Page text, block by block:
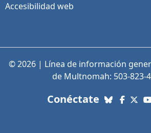
Accesibilidad web
© 2026 | Línea de información
de Multnomah: 503-823-
Conéctate conBlueskyX